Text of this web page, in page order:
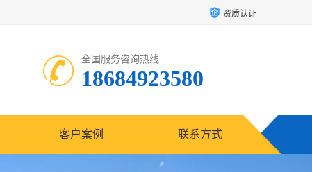
资质认证
全国服务咨询热线:
18684923580
客户案例 联系方式